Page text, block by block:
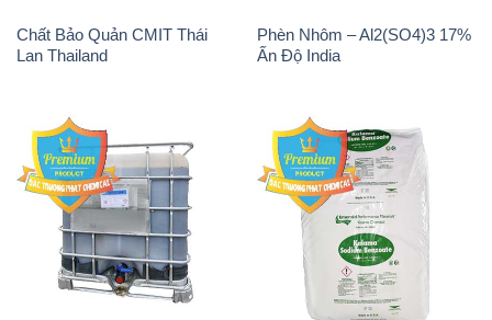
Chất Bảo Quản CMIT Thái
Lan Thailand
Phèn Nhôm – Al2(SO4)3 17%
Ấn Độ India